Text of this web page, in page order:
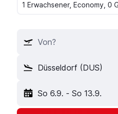
1 Erwachsener, Economy, 0
Von?
Düsseldorf (DUS)
So 6.9. - So 13.9.